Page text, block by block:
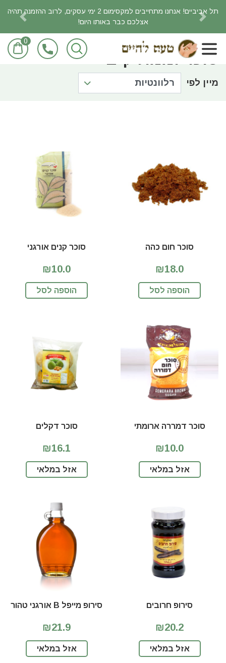
תל אביביים! אנחנו מתחייבים למקסימום 2 ימי עסקים, לרוב ההזמנה תהיה
אצלכם כבר באותו היום!
Next
0 ראשי חומרי בישול ואפיה סוכר וממתיקים
סוכר וממתיקים
מיין לפי
סוכר חום כהה
₪18.0
הוספה לסל
סוכר קנים אורגני
₪10.0
הוספה לסל
סוכר דמררה ארומתי
₪10.0
אזל במלאי
סוכר דקלים
₪16.1
אזל במלאי
סירופ חרובים
₪20.2
אזל במלאי
סירופ מייפל B אורגני טהור
₪21.9
אזל במלאי